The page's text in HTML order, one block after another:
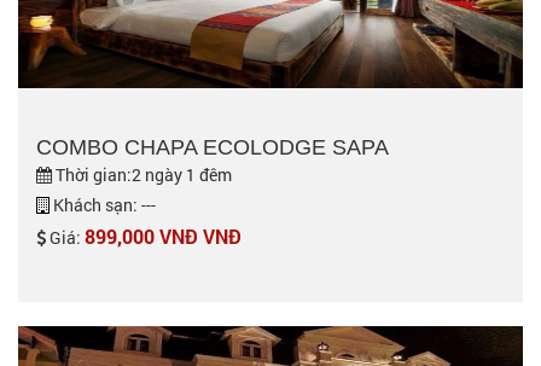
COMBO CHAPA ECOLODGE SAPA
Thời gian:2 ngày 1 đêm
Khách sạn: ---
Giá: 899,000 VNĐ VNĐ